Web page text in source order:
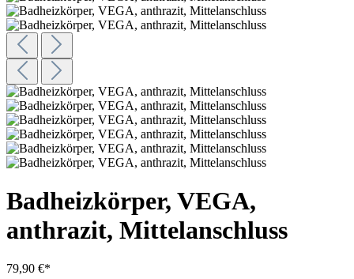
Badheizkörper, VEGA,
anthrazit, Mittelanschluss
79,90 €*